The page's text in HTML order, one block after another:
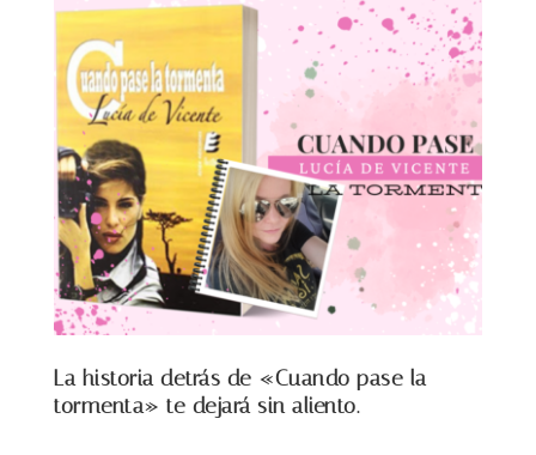
La historia detrás de «Cuando pase la
tormenta» te dejará sin aliento.